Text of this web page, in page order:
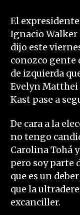
El
Ignacio
dijo este
conozco gente
de izquierda
Evelyn Matthei
Kast pase a
De cara a la
no tengo
Carolina Tohá
pero soy parte
que es un
que la
excanciller.